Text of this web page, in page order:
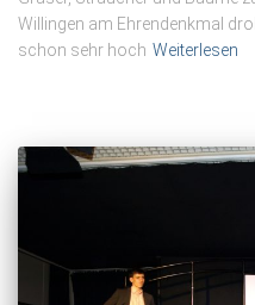
Willingen am Ehrendenkmal
schon sehr hoch Weiterlesen